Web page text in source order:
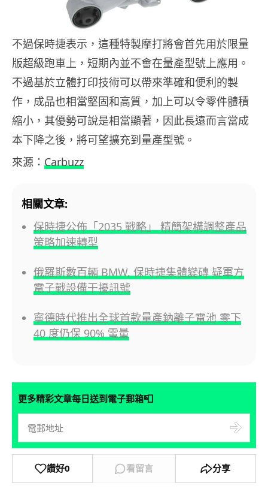
不過保時捷表示，這種特製摩打將會首先用於限量
版超級跑車上，短期內並不會在量產型號上應用。
不過基於立體打印技術可以帶來準確和便利的製
作，成品也相當堅固和高質，加上可以令零件體積
縮小，其優勢可說是相當顯著，因此長遠而言當成
本下降之後，將可望擴充到量產型號。
來源： Carbuzz
相關文章:
保時捷公佈「2035 戰略」 精簡架構調整產品
策略加速轉型
俄羅斯數百輛 BMW, 保時捷集體變磚 疑軍方
電子戰設備干擾訊號
寧德時代推出全球首款量產鈉離子電池 零下
40 度仍保 90% 電量
更多精彩文章每日送到電子郵箱📮
讚好0 看留言 分享